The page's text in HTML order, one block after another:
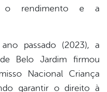
o rendimento e a
passado (2023), a
Belo Jardim firmou
Nacional Criança
garantir o direito à